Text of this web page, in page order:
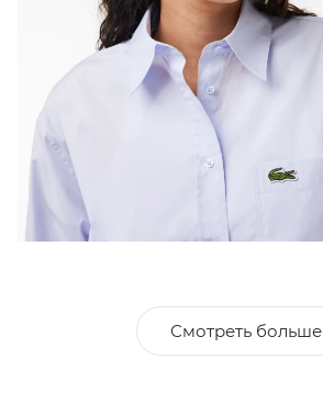
Смотреть больше